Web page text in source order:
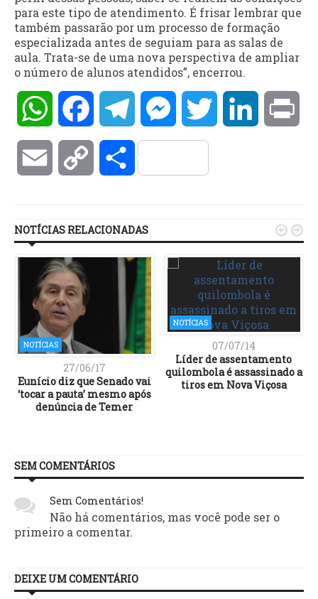
para este tipo de atendimento. É frisar lembrar que
também passarão por um processo de formação
especializada antes de seguiam para as salas de
aula. Trata-se de uma nova perspectiva de ampliar
o número de alunos atendidos”, encerrou.
WhatsAppFacebookTelegramMessengerTwitter LinkedIn
Email Copy Compartilhar
NOTÍCIAS RELACIONADAS
NOTÍCIAS
27/06/17
Eunício diz que Senado vai
‘tocar a pauta’ mesmo após
denúncia de Temer
NOTÍCIAS
07/07/14
Líder de assentamento
quilombola é assassinado a
tiros em Nova Viçosa
 
SEM COMENTÁRIOS
Sem Comentários!
Não há comentários, mas você pode ser o
primeiro a comentar.
DEIXE UM COMENTÁRIO